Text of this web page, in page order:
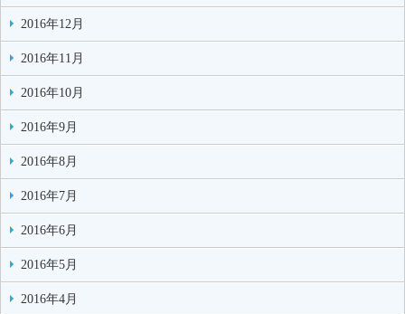
2016年12月
2016年11月
2016年10月
2016年9月
2016年8月
2016年7月
2016年6月
2016年5月
2016年4月